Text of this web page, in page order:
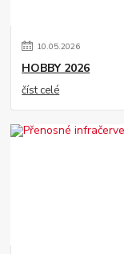
10.05.2026
HOBBY 2026
číst celé